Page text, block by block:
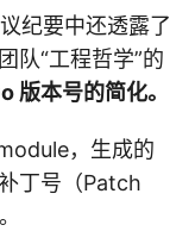
纪要中还透露了
队“工程哲学”的
版本号的简化。
，生成的
丁号（Patch